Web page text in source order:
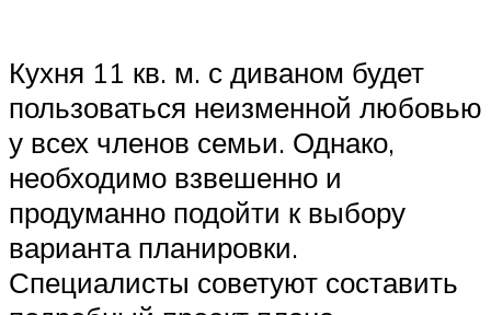
Кухня 11 кв. м. с диваном будет
пользоваться неизменной любовью
у всех членов семьи. Однако,
необходимо взвешенно и
продуманно подойти к выбору
варианта планировки.
Специалисты советуют составить